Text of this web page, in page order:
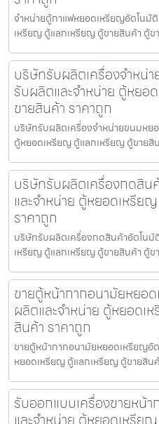
จำหน่ายตู้กาแฟหยอดเหรียญ​อัตโนมั
เหรียญ ตู้แลกเหรียญ ตู้ขายสินค้า ตู้ข
บริษัทรับผลิตเครื่องจำหน่
รับผลิตและจำหน่าย ตู้หย
ขายสินค้า ราคาถูก
บริษัทรับผลิตเครื่องจำหน่ายขนมหย
ตู้หยอดเหรียญ ตู้แลกเหรียญ ตู้ขายสิ
บริษัทรับผลิตเครื่องกดสิน
และจำหน่าย ตู้หยอดเหรี
ราคาถูก
บริษัทรับผลิตเครื่องกดสินค้า​อัตโนมั
เหรียญ ตู้แลกเหรียญ ตู้ขายสินค้า ตู้ข
ขายตู้หน้ากากอนามัยหยอ
ผลิตและจำหน่าย ตู้หยอด
สินค้า ราคาถูก
ขายตู้หน้ากากอนามัยหยอดเหรียญ​​​อั
หยอดเหรียญ ตู้แลกเหรียญ ตู้ขายสิน
รับออกแบบเครื่องขายหน้